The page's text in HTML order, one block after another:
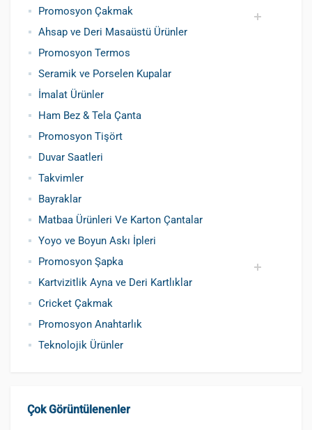
Promosyon Çakmak
Siboplu Çakmak
Manyetolu Çakmak
Ahsap ve Deri Masaüstü Ürünler
Promosyon Termos
Seramik ve Porselen Kupalar
İmalat Ürünler
Ham Bez & Tela Çanta
Promosyon Tişört
Duvar Saatleri
Takvimler
Bayraklar
Matbaa Ürünleri Ve Karton Çantalar
Yoyo ve Boyun Askı İpleri
Promosyon Şapka
Pamuklu Şapka
Polyester Şapka
Baskılı Şapka Toptan
Kartvizitlik Ayna ve Deri Kartlıklar
Cricket Çakmak
Promosyon Anahtarlık
Teknolojik Ürünler
Çok Görüntülenenler